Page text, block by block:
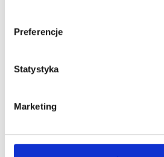
Preferencje
Statystyka
Marketing